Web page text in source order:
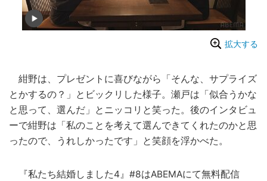
拡大する
紺野は、プレゼントに喜びながら「そんな、サプライズ
とかするの？」とビックリした様子。瀬戸は「似合うかな
と思って、選んだ」とニッコリと笑った。後のインタビュ
ーで紺野は「私のことを考えて選んできてくれたのかと思
ったので、うれしかったです」と笑顔を浮かべた。
『私たち結婚しました4』#8はABEMAにて無料配信